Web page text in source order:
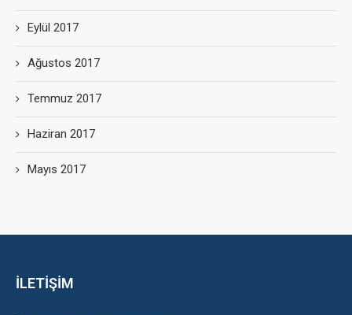
Eylül 2017
Ağustos 2017
Temmuz 2017
Haziran 2017
Mayıs 2017
İLETİŞİM